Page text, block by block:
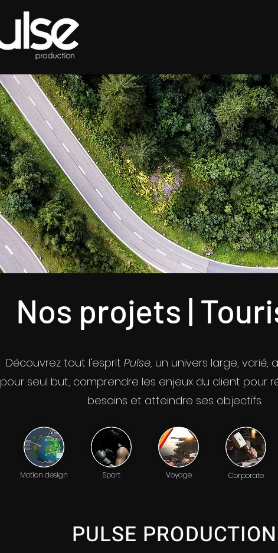
Nos projets |
Découvrez tout l'esprit Pulse, un univers large, varié,
pour seul but, comprendre les enjeux du client pour
besoins et atteindre ses objectifs.
Motion design Sport Voyage Corporate
PULSE PRODUCTION